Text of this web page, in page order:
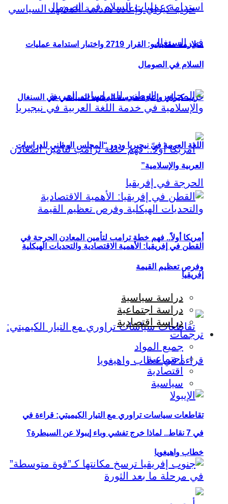
حزب كيراي وإعادة هندسة المشهد السياسي في السنغال
أمريكا أولاً.. فهم خطة ترامب لتأمين المعادن الحرجة في
إفريقيا
تقاطعات سياسات تراوري مع التيار الكيميتي: قراءة في
خطاب واهيغويا
متلازمة مقديشو: القرار 2719 واختبار استدامة عمليات
السلام في الصومال
اللغة العربية في نيجيريا ودور “المجلس الوطني للدراسات
العربية والإسلامية”
القطن في إفريقيا: الأهمية الاقتصادية والتحديات الهيكلية
وفرص تعظيم القيمة
دراسة سياسية
دراسة اجتماعية
دراسة اقتصادية
ترجمات
جميع المواد
اجتماعية
اقتصادية
سياسية
في 7 نقاط.. لماذا خرج تفشي وباء إيبولا عن السيطرة؟